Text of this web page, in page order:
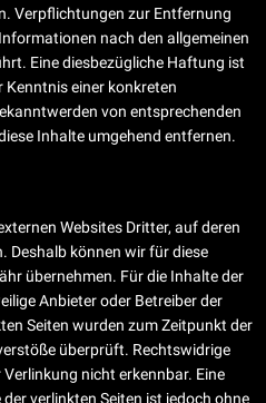
Verpflichtungen zur Entfernung
nach den allgemeinen
Eine diesbezügliche Haftung ist
Kenntnis einer konkreten
von entsprechenden
Inhalte umgehend entfernen.
Websites Dritter, auf deren
Deshalb können wir für diese
übernehmen. Für die Inhalte der
Anbieter oder Betreiber der
Seiten wurden zum Zeitpunkt der
überprüft. Rechtswidrige
nicht erkennbar. Eine
verlinkten Seiten ist jedoch ohne